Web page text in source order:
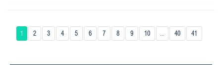
1 2 3 4 5 6 7 8 9 10 ... 40 41